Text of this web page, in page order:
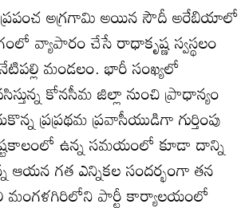
ప్రపంచ అగ్రగామి అయిన సౌదీ అరేబియాలో
వ్యాపారం చేసే రాధాకృష్ణ స్వస్థలం
మండలం. భారీ సంఖ్యలో
కోనసీమ జిల్లా నుంచి ప్రాధాన్యం
ప్రప్రథమ ప్రవాసీయుడిగా గుర్తింపు
ఉన్న సమయంలో కూడా దాన్ని
ఆయన గత ఎన్నికల సందర్భంగా తన
మంగళగిరిలోని పార్టీ కార్యాలయంలో